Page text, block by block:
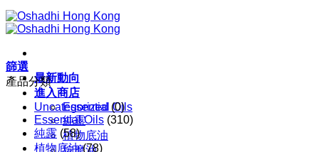
最新動向
進入商店
Essential Oils
純露
植物底油
篩選
產品分類
Uncategorized (0)
Essential Oils (310)
純露 (58)
植物底油 (78)